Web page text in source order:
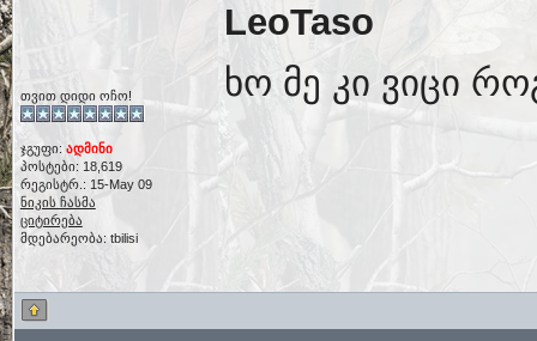
თვით დიდი ოჩო!
ჯგუფი: ადმინი
პოსტები: 18,619
რეგისტრ.: 15-May 09
ნიკის ჩასმა
ციტირება
მდებარეობა: tbilisi
LeoTaso
ხო მე კი ვიცი